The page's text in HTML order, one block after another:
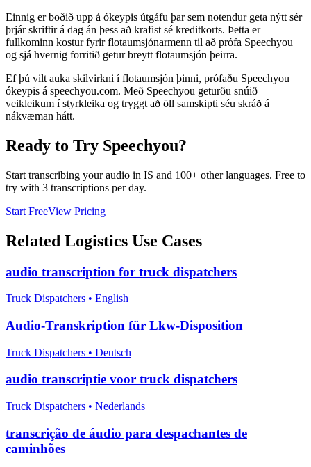
Einnig er boðið upp á ókeypis útgáfu þar sem notendur geta nýtt sér
þrjár skriftir á dag án þess að krafist sé kreditkorts. Þetta er
fullkominn kostur fyrir flotaumsjónarmenn til að prófa Speechyou
og sjá hvernig forritið getur breytt flotaumsjón þeirra.
Ef þú vilt auka skilvirkni í flotaumsjón þinni, prófaðu Speechyou
ókeypis á speechyou.com. Með Speechyou geturðu snúið
veikleikum í styrkleika og tryggt að öll samskipti séu skráð á
nákvæman hátt.
Ready to Try Speechyou?
Start transcribing your audio in IS and 100+ other languages. Free to
try with 3 transcriptions per day.
Start FreeView Pricing
Related Logistics Use Cases
audio transcription for truck dispatchers
Truck Dispatchers • English
Audio-Transkription für Lkw-Disposition
Truck Dispatchers • Deutsch
audio transcriptie voor truck dispatchers
Truck Dispatchers • Nederlands
transcrição de áudio para despachantes de
caminhões